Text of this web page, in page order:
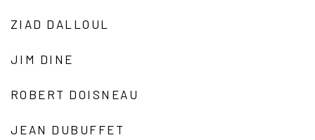
ZIAD DALLOUL
JIM DINE
ROBERT DOISNEAU
JEAN DUBUFFET